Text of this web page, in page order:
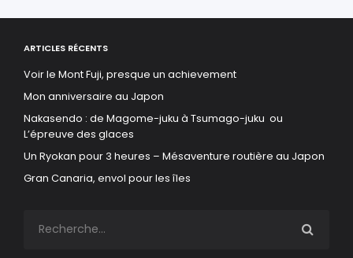
ARTICLES RÉCENTS
Voir le Mont Fuji, presque un achievement
Mon anniversaire au Japon
Nakasendo : de Magome-juku à Tsumago-juku ou
L’épreuve des glaces
Un Ryokan pour 3 heures – Mésaventure routière au Japon
Gran Canaria, envol pour les îles